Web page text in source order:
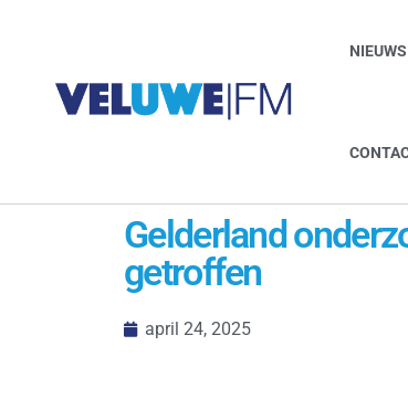
NIEUWS
Gelderland
getroffen
april 24, 2025